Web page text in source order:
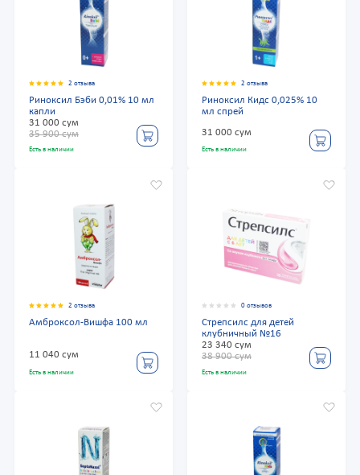
2 отзыва
Риноксил Бэби 0,01% 10 мл
капли
31 000 сум
35 900 сум
Есть в наличии
2 отзыва
Риноксил Кидс 0,025% 10
мл спрей
31 000 сум
Есть в наличии
2 отзыва
Амброксол-Вишфа 100 мл
11 040 сум
Есть в наличии
0 отзывов
Стрепсилс для детей
клубничный №16
23 340 сум
38 900 сум
Есть в наличии